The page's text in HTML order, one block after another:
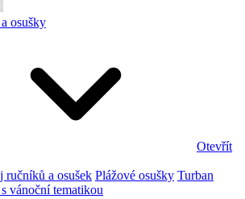
osušky
Otevřít
ručníků a osušek Plážové osušky Turban
vánoční tematikou